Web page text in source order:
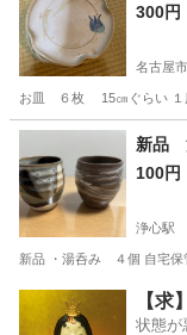
300円
名古屋市
お皿 ６枚 15㎝ぐらい １
愛知 名古屋市 食
新品
100円
浄心駅
新品 ・湯呑み ４個 自宅保
浄
【求
状態が